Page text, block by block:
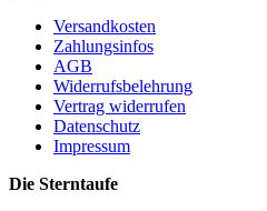
Versandkosten
Zahlungsinfos
AGB
Widerrufsbelehrung
Vertrag widerrufen
Datenschutz
Impressum
Die Sterntaufe